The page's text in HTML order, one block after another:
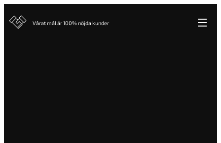
Vårat mål är 100% nöjda kunder